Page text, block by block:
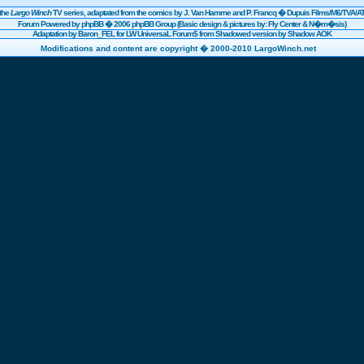
Largo WinchTV series, adaptated from the comics by J. Van Hamme and P. Francq �DupuisFilms/M6/TVA/
Forum Powered byphpBB� 2006 phpBB Group (Basic design & pictures by: Fly Center & N�m�sis)
Adaptation by Baron_FEL for LW UniversaL Forum$ from Shadowed version by Shadow AOK
Modifications and content are copyright � 2000-2010 LargoWinch.net